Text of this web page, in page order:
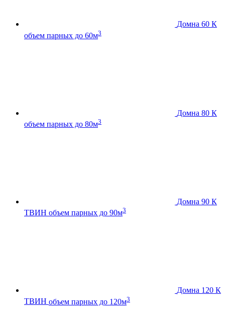
Домна 60 К
объем парных до 60м3
Домна 80 К
объем парных до 80м3
Домна 90 К
ТВИН объем парных до 90м3
Домна 120 К
ТВИН объем парных до 120м3